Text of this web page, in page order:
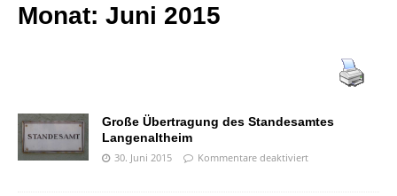
Monat: Juni 2015
Große Übertragung des Standesamtes
Langenaltheim
30. Juni 2015 Kommentare deaktiviert